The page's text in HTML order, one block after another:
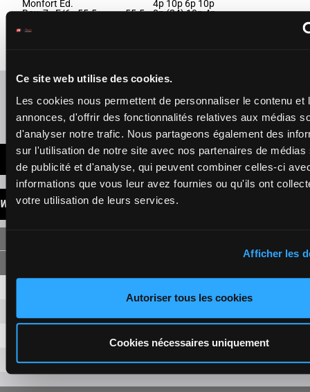
Ce site web utilise des cookies.
Les cookies nous permettent de personnaliser le contenu et
annonces, d'offrir des fonctionnalités relatives aux médias
d'analyser notre trafic. Nous partageons également des
sur l'utilisation de notre site avec nos partenaires de médias
de publicité et d'analyse, qui peuvent combiner celles-ci
informations que vous leur avez fournies ou qu'ils ont
votre utilisation de leurs services.
Afficher les
Autoriser tous les cookies
Cookies nécessaires uniquement
Monfort Ed.
Box: 7 -F/6 -55.5
4p 10p 6p 10p 8p
55.5
4p 10p 6p 10p
8p (24) 10p 4p
Presence of favorite horses
WINNINGS
3 9,40 €